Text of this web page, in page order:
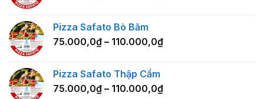
Pizza Safato Bò Băm
75.000,0₫ – 110.000,0₫
Pizza Safato Thập Cẩm
75.000,0₫ – 110.000,0₫